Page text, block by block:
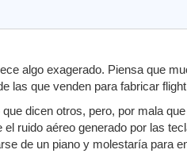
algo exagerado. Piensa que
las que venden para fabricar
dicen otros, pero, por mala
ruido aéreo generado por las
de un piano y molestaría para